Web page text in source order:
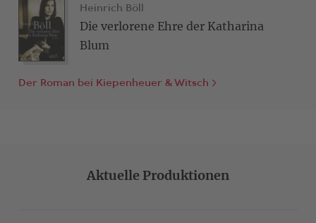
Heinrich Böll
Die verlorene Ehre der Katharina
Blum
Der Roman bei Kiepenheuer & Witsch
Aktuelle Produktionen